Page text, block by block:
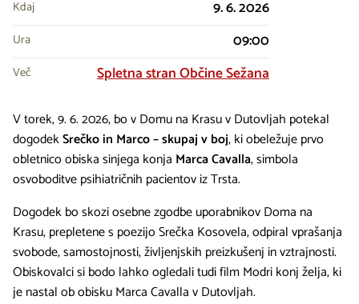
Kdaj 9. 6. 2026
Ura 09:00
Več Spletna stran Občine Sežana
V torek, 9. 6. 2026, bo v Domu na Krasu v Dutovljah potekal
dogodekSrečko in Marco – skupaj v boj, ki obeležuje prvo
obletnico obiska sinjega konja Marca Cavalla, simbola
osvoboditve psihiatričnih pacientov iz Trsta.
Dogodek bo skozi osebne zgodbe uporabnikov Doma na
Krasu, prepletene s poezijo Srečka Kosovela, odpiral vprašanja
svobode, samostojnosti, življenjskih preizkušenj in vztrajnosti.
Obiskovalci si bodo lahko ogledali tudi film Modri konj želja, ki
je nastal ob obisku Marca Cavalla v Dutovljah.